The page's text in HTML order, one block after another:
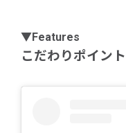
▼Features
こだわりポイン